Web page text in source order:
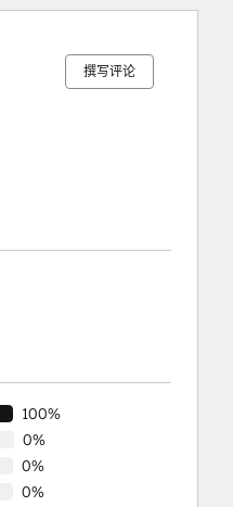
撰写评论
100%
0%
0%
0%
成